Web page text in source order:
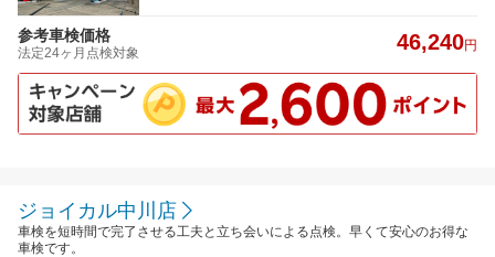
参考車検価格
法定24ヶ月点検対象 46,240円
ジョイカル中川店
車検を短時間で完了させる工夫と立ち会いによる点検。早くて安心のお得な
車検です。